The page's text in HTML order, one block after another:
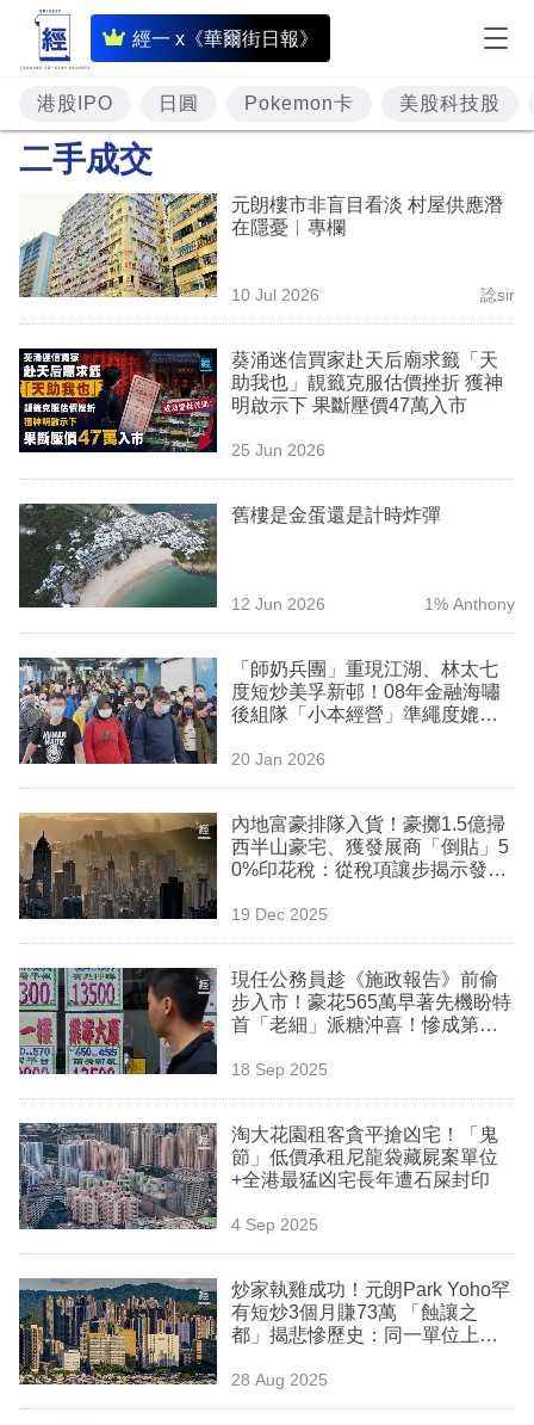
經一 x《華爾街日報》
即
時
財
經
題
投
資
樓
市
理
商
業
科
技
職
場
生
時
事
欄
訂
閱
區
港股IPO 日圓 Pokemon卡 美股科技股
二手成交
元朗樓市非盲目看淡 村屋供應潛
在隱憂︳專欄
10 Jul 2026 諗sir
葵涌迷信買家赴天后廟求籤「天
助我也」靚籤克服估價挫折 獲神
明啟示下 果斷壓價47萬入市
25 Jun 2026
舊樓是金蛋還是計時炸彈
12 Jun 2026 1% Anthony
「師奶兵團」重現江湖、林太七
度短炒美孚新邨！08年金融海嘯
後組隊「小本經營」準繩度媲美
20 Jan 2026
內地富豪排隊入貨！豪擲1.5億掃
西半山豪宅、獲發展商「倒貼」5
0%印花稅：從稅項讓步揭示發展
19 Dec 2025
現任公務員趁《施政報告》前偷
步入市！豪花565萬早著先機盼特
首「老細」派糖沖喜！慘成第一
18 Sep 2025
淘大花園租客貪平搶凶宅！「鬼
節」低價承租尼龍袋藏屍案單位
+全港最猛凶宅長年遭石屎封印
4 Sep 2025
炒家執雞成功！元朗Park Yoho罕
有短炒3個月賺73萬 「蝕讓之
都」揭悲慘歷史：同一單位上手
28 Aug 2025